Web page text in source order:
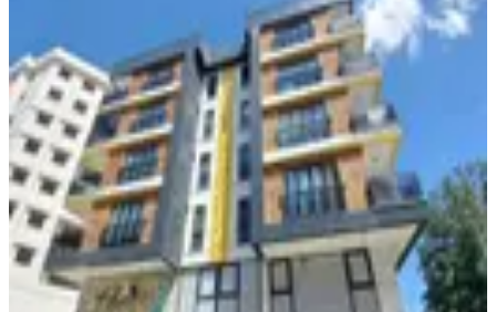
Globalden, Cami Mah'de Sahile
Yakın Ara Kat'da 2+1 Daire
Tuzla, Cami Mahallesi
2+1· 85 m²· 2. Kat·02.08.2026
47.000 ₺
Global Gayrimenkul TuzlaGlobal Gayrimenkul Tuzla